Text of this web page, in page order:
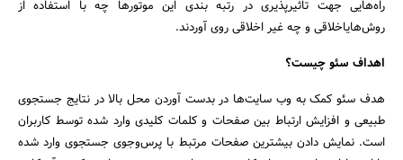
راه‌هایی جهت تاثیرپذیری در رتبه بندی این موتورها چه با استفاده از
روش‌هایاخلاقی و چه غیر اخلاقی روی آوردند.
اهداف سئو چیست؟
هدف سئو کمک به وب سایت‌ها در بدست آوردن محل بالا در نتایج جستجوی
طبیعی و افزایش ارتباط بین صفحات و کلمات کلیدی وارد شده توسط کاربران
است. نمایش دادن بیشترین صفحات مرتبط با پرس‌و‌جوی جستجوی وارد شده